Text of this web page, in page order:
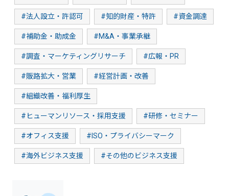
#法人設立・許認可 #知的財産・特許 #資金調達
#補助金・助成金 #M&A・事業承継
#調査・マーケティングリサーチ #広報・PR
#販路拡大・営業 #経営計画・改善
#組織改善・福利厚生
#ヒューマンリソース・採用支援 #研修・セミナー
#オフィス支援 #ISO・プライバシーマーク
#海外ビジネス支援 #その他のビジネス支援